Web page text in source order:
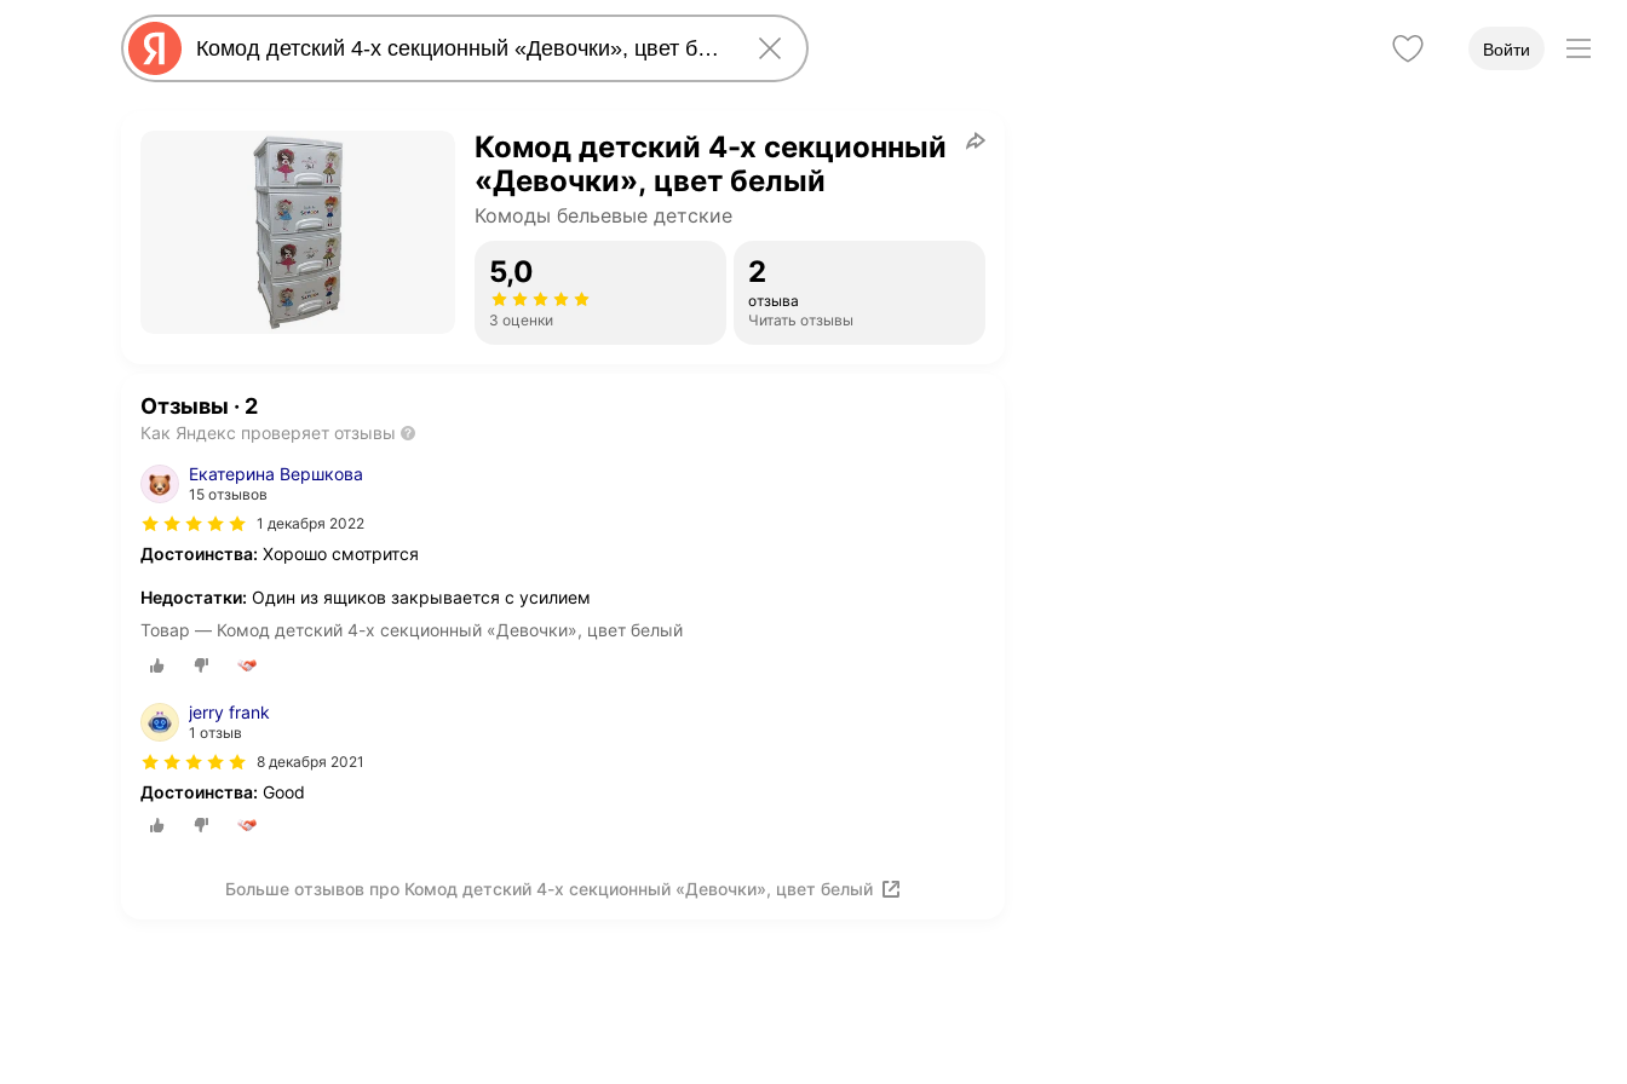
Войти
Комод детский 4-х секционный
«Девочки», цвет белый
Комоды бельевые детские
5,0
3 оценки
2
отзыва
Читать отзывы
Отзывы · 2
Как Яндекс проверяет отзывы
Екатерина Вершкова
15 отзывов
1 декабря 2022
Достоинства: Хорошо смотрится
Недостатки: Один из ящиков закрывается с усилием
Товар — Комод детский 4-х секционный «Девочки», цвет белый
jerry frank
1 отзыв
8 декабря 2021
Достоинства: Good
Больше отзывов про Комод детский 4-х секционный «Девочки», цвет белый